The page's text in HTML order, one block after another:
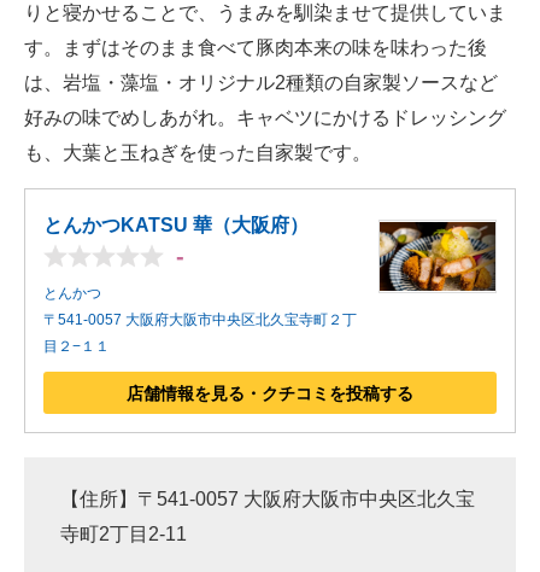
りと寝かせることで、うまみを馴染ませて提供していま
す。まずはそのまま食べて豚肉本来の味を味わった後
は、岩塩・藻塩・オリジナル2種類の自家製ソースなど
好みの味でめしあがれ。キャベツにかけるドレッシング
も、大葉と玉ねぎを使った自家製です。
とんかつKATSU 華（大阪府）
-
とんかつ
〒541-0057 大阪府大阪市中央区北久宝寺町２丁
目２−１１
店舗情報を見る・クチコミを投稿する
【住所】〒541-0057 大阪府大阪市中央区北久宝
寺町2丁目2-11